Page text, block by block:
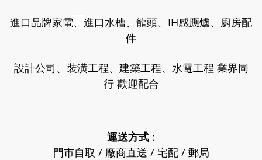
進口品牌家電、 進口水槽、龍頭、IH感應爐、廚房配
件
設計公司、裝潢工程、建築工程、水電工程 業界同
行 歡迎配合
運送方式 :
門市自取 / 廠商直送 / 宅配 / 郵局